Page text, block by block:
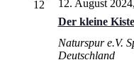
12
Der kleine
12. August
Naturspur e.V.
Deutschland